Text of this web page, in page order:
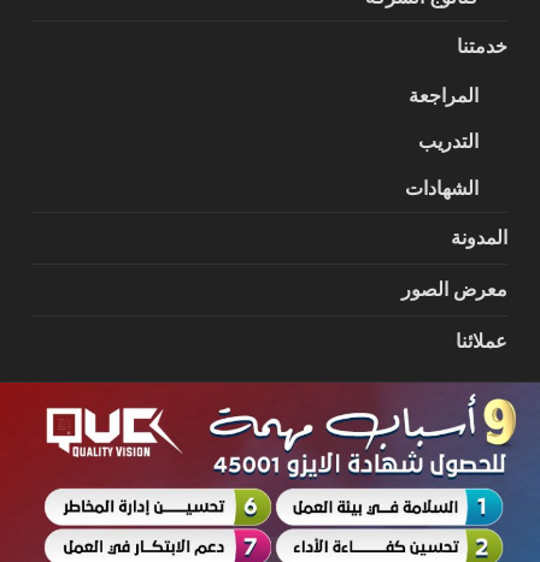
خدمتنا
المراجعة
التدريب
الشهادات
المدونة
معرض الصور
عملائنا